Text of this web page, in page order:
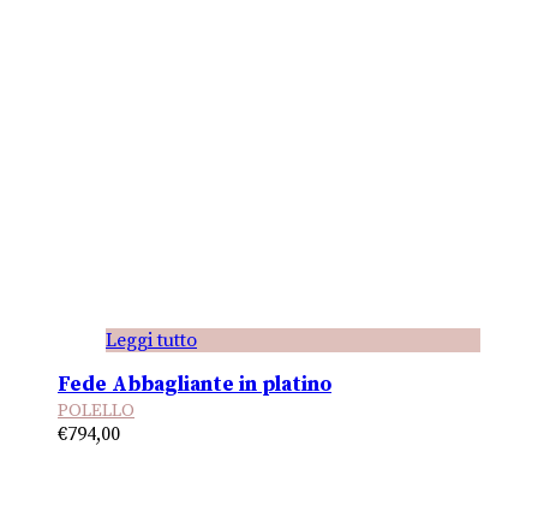
Leggi tutto
Fede Abbagliante in platino
POLELLO
€794,00